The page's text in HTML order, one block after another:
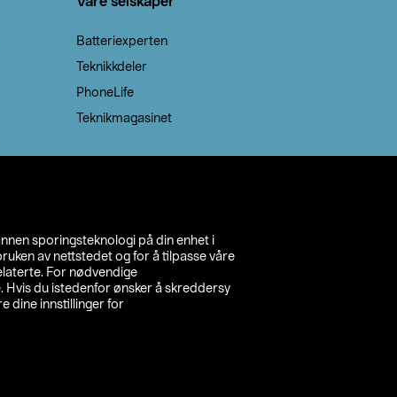
sporingsteknologi på din enhet i
av nettstedet og for å tilpasse våre
For nødvendige
Hvis du istedenfor ønsker å skreddersy
dine innstillinger for
Batteriexperten
Teknikkdeler
PhoneLife
Teknikmagasinet